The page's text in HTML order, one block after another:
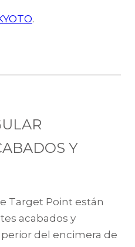
.
Y
Target Point están
acabados y
del encimera de